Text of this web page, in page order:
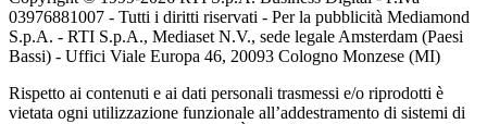
03976881007 - Tutti i diritti riservati - Per la pubblicità Mediamond
S.p.A. - RTI S.p.A., Mediaset N.V., sede legale Amsterdam (Paesi
Bassi) - Uffici Viale Europa 46, 20093 Cologno Monzese (MI)
Rispetto ai contenuti e ai dati personali trasmessi e/o riprodotti è
vietata ogni utilizzazione funzionale all’addestramento di sistemi di